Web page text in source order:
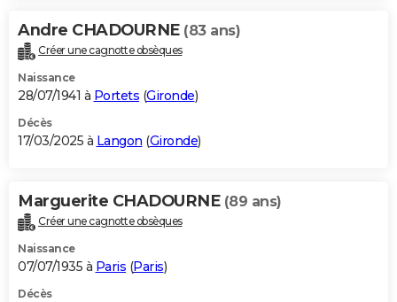
Andre CHADOURNE (83 ans)
Créer une cagnotte obsèques
Naissance
28/07/1941 à Portets (Gironde)
Décès
17/03/2025 à Langon (Gironde)
Marguerite CHADOURNE (89 ans)
Créer une cagnotte obsèques
Naissance
07/07/1935 à Paris (Paris)
Décès